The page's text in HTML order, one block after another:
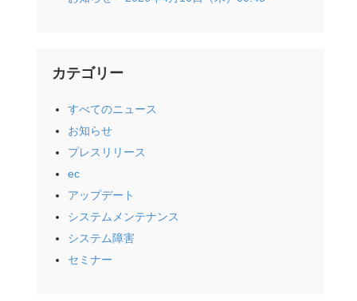
カテゴリー
すべてのニュース
お知らせ
プレスリリース
ec
アップデート
システムメンテナンス
システム障害
セミナー